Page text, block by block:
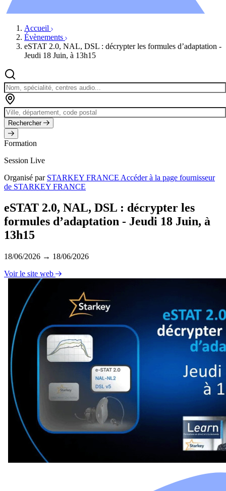
Accueil
Évènements
eSTAT 2.0, NAL, DSL : décrypter les formules d’adaptation -
Jeudi 18 Juin, à 13h15
Rechercher
Formation
Session Live
Organisé par STARKEY FRANCE Accéder à la page fournisseur
de STARKEY FRANCE
eSTAT 2.0, NAL, DSL : décrypter les
formules d’adaptation - Jeudi 18 Juin, à
13h15
18/06/2026 → 18/06/2026
Voir le site web